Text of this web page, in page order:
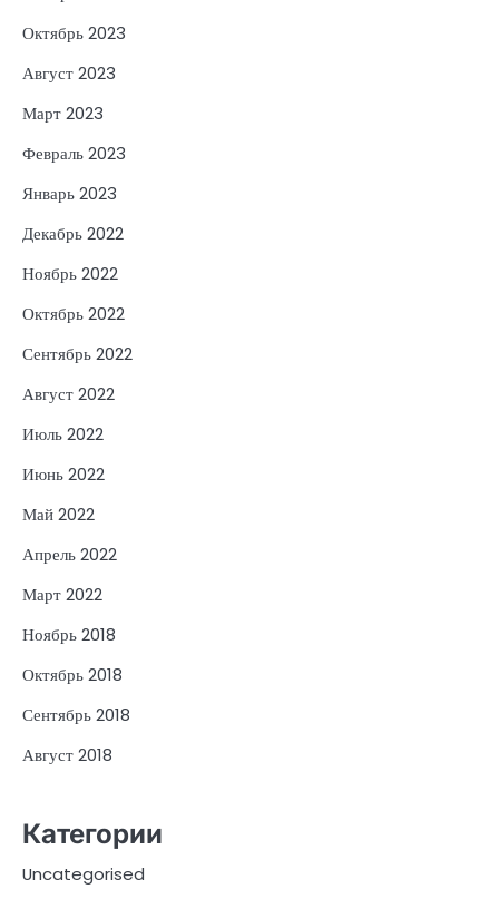
Октябрь 2023
Август 2023
Март 2023
Февраль 2023
Январь 2023
Декабрь 2022
Ноябрь 2022
Октябрь 2022
Сентябрь 2022
Август 2022
Июль 2022
Июнь 2022
Май 2022
Апрель 2022
Март 2022
Ноябрь 2018
Октябрь 2018
Сентябрь 2018
Август 2018
Категории
Uncategorised